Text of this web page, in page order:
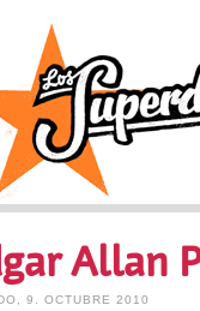
Allan
9. OCTUBRE 2010